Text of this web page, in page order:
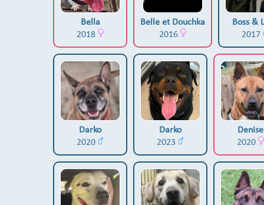
Bella
2018
Belle et Douchka
2016
Boss &
2017
Darko
2020
Darko
2023
Denise
2020